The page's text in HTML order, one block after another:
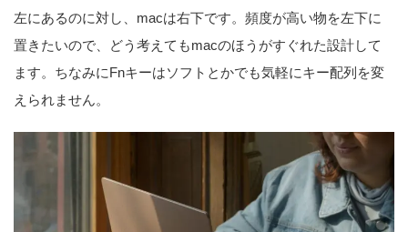
左にあるのに対し、macは右下です。頻度が高い物を左下に
置きたいので、どう考えてもmacのほうがすぐれた設計して
ます。ちなみにFnキーはソフトとかでも気軽にキー配列を変
えられません。